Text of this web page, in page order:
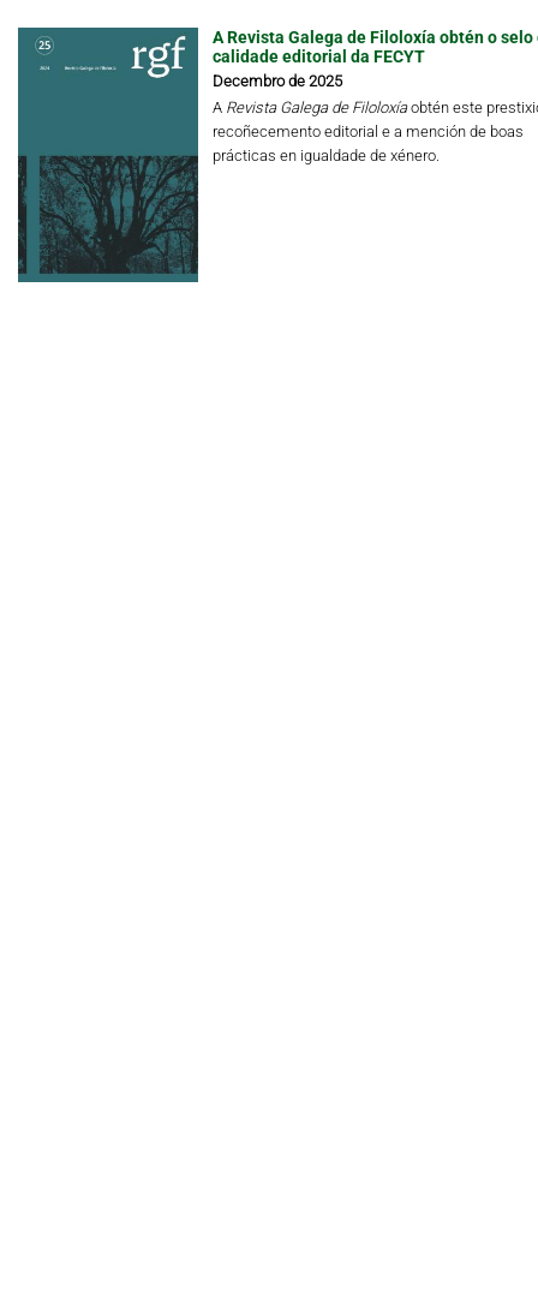
A Revista Galega de Filoloxía obtén o selo
calidade editorial da FECYT
Decembro de 2025
A Revista Galega de Filoloxíaobtén este
recoñecemento editorial e a mención de boas
prácticas en igualdade de xénero.